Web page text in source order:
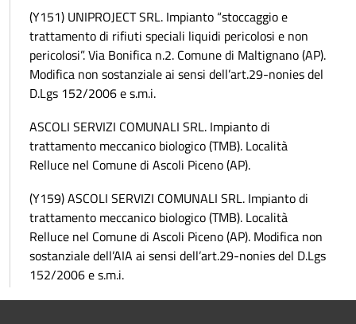
(Y151) UNIPROJECT SRL. Impianto “stoccaggio e
trattamento di rifiuti speciali liquidi pericolosi e non
pericolosi”. Via Bonifica n.2. Comune di Maltignano (AP).
Modifica non sostanziale ai sensi dell’art.29-nonies del
D.Lgs 152/2006 e s.m.i.
ASCOLI SERVIZI COMUNALI SRL. Impianto di
trattamento meccanico biologico (TMB). Località
Relluce nel Comune di Ascoli Piceno (AP).
(Y159) ASCOLI SERVIZI COMUNALI SRL. Impianto di
trattamento meccanico biologico (TMB). Località
Relluce nel Comune di Ascoli Piceno (AP). Modifica non
sostanziale dell’AIA ai sensi dell’art.29-nonies del D.Lgs
152/2006 e s.m.i.